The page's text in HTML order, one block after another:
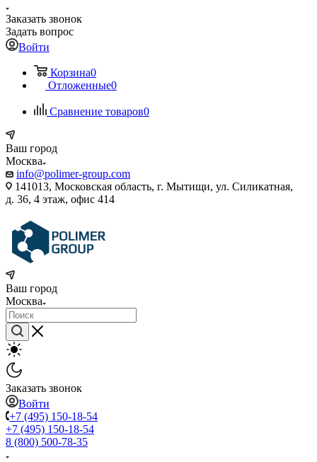
Заказать звонок
Задать вопрос
Войти
Корзина0
Отложенные0
Сравнение товаров0
Ваш город
Москва
info@polimer-group.com
141013, Московская область, г. Мытищи, ул. Силикатная,
д. 36, 4 этаж, офис 414
Ваш город
Москва
Заказать звонок
Войти
+7 (495) 150-18-54
+7 (495) 150-18-54
8 (800) 500-78-35